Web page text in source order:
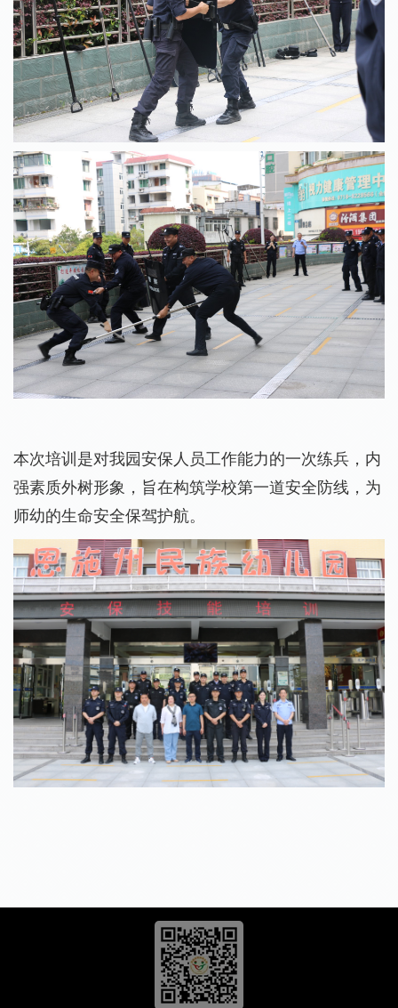
本次培训是对我园安保人员工作能力的一次练兵，内
强素质外树形象，旨在构筑学校第一道安全防线，为
师幼的生命安全保驾护航。